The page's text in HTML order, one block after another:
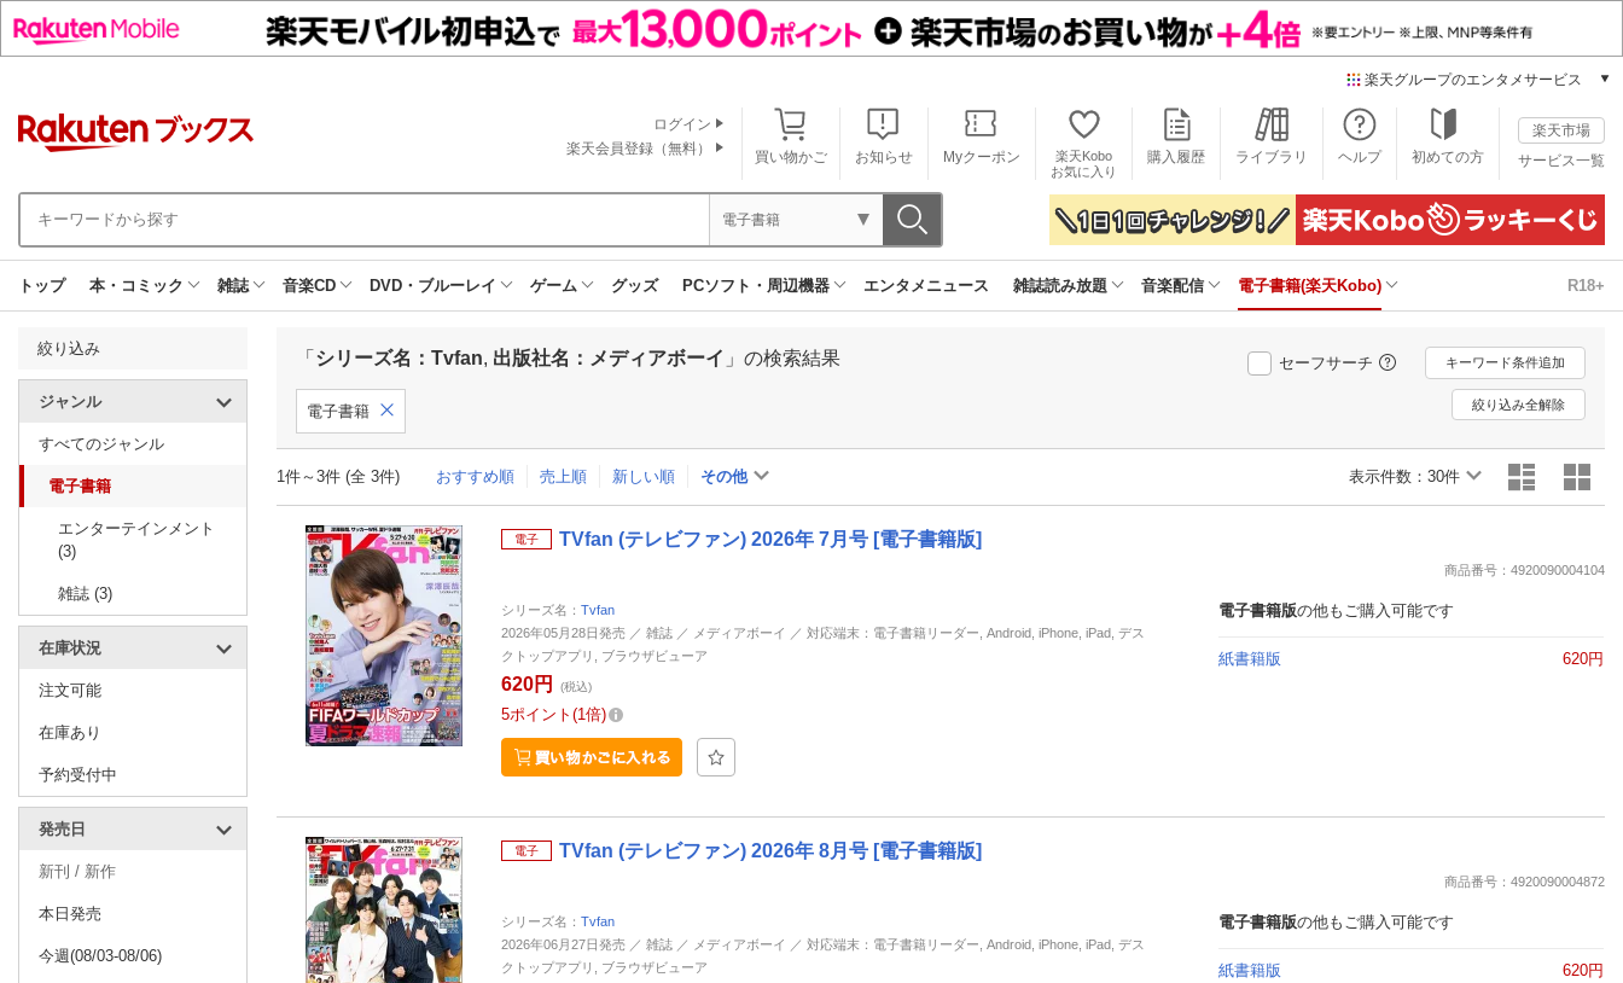
楽天グループのエンタメサービス
本/ゲーム/CD/DVD
楽天ブックス
電子書籍
楽天Kobo
雑誌読み放題
楽天ミュージック
動画配信
楽天TV
動画配信ガイド
Rチャンネル
エンタメニュース
買い物かご お知らせ Myクーポン
楽天Kobo
お気に入り
購入履歴 ライブラリ ヘルプ 初めての方
楽天市場
サービス一覧
ログイン
楽天会員登録（無料）
電子書籍
トップ 本・コミック 雑誌 音楽CD DVD・ブルーレイ ゲーム グッズ PCソフト・周辺機器 エンタメニュース 雑誌読み放題 音楽配信 電子書籍(楽天Kobo) R18+
絞り込み
ジャンル
すべてのジャンル
電子書籍
エンターテインメント
(3)
雑誌 (3)
在庫状況
注文可能
在庫あり
予約受付中
発売日
新刊 / 新作
本日発売
今週(08/03-08/06)
「 シリーズ名：Tvfan, 出版社名：メディアボーイ 」の検索結果 セーフサーチ キーワード条件追加
電子書籍 絞り込み全解除
1件～3件 (全 3件) おすすめ順 売上順 新しい順 その他 表示件数： 30件
電子 TVfan (テレビファン) 2026年 7月号 [電子書籍版]
商品番号：4920090004104
シリーズ名： Tvfan
2026年05月28日発売 ／ 雑誌 ／ メディアボーイ ／ 対応端末：電子書籍リーダー, Android, iPhone, iPad, デス
クトップアプリ, ブラウザビューア
620円 (税込)
5ポイント 1倍
電子書籍版の他もご購入可能です
紙書籍版 620円
電子 TVfan (テレビファン) 2026年 8月号 [電子書籍版]
商品番号：4920090004872
シリーズ名： Tvfan
2026年06月27日発売 ／ 雑誌 ／ メディアボーイ ／ 対応端末：電子書籍リーダー, Android, iPhone, iPad, デス
クトップアプリ, ブラウザビューア
電子書籍版の他もご購入可能です
紙書籍版 620円